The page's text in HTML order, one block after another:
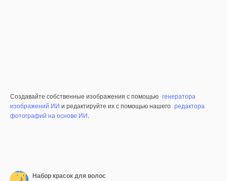
Создавайте собственные изображения с помощью генератора
изображений ИИ и редактируйте их с помощью нашего редактора
фотографий на основе ИИ.
Набор красок для волос